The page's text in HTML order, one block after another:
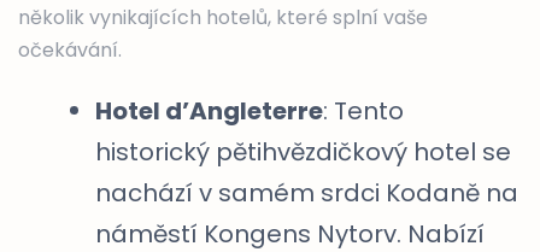
několik vynikajících hotelů, které splní vaše
očekávání.
Hotel d’Angleterre: Tento
historický pětihvězdičkový hotel se
nachází v samém srdci Kodaně na
náměstí Kongens Nytorv. Nabízí